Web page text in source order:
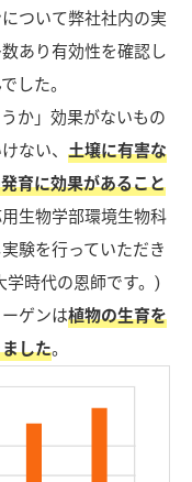
ついて弊社社内の実
あり有効性を確認し
した。
か」効果がないもの
ない、 土壌に有害な
育に効果があること
生物学部環境生物科
験を行っていただき
学時代の恩師です。)
ゲンは植物の生育を
した。